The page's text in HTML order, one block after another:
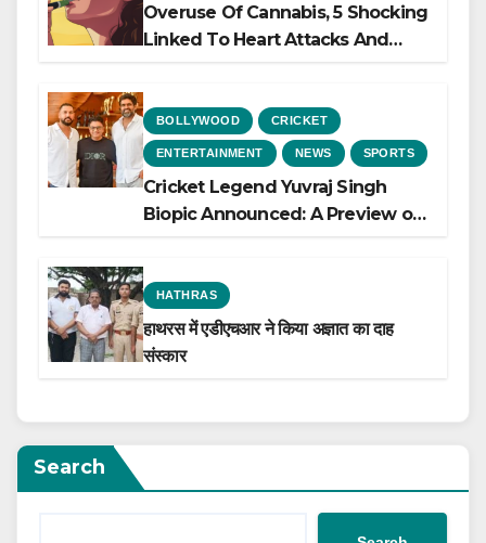
Overuse Of Cannabis, 5 Shocking
Linked To Heart Attacks And
BOLLYWOOD CRICKET
ENTERTAINMENT NEWS SPORTS
Cricket Legend Yuvraj Singh
Biopic Announced: A Preview of
HATHRAS
हाथरस में एडीएचआर ने किया अज्ञात का दाह
संस्कार
Search